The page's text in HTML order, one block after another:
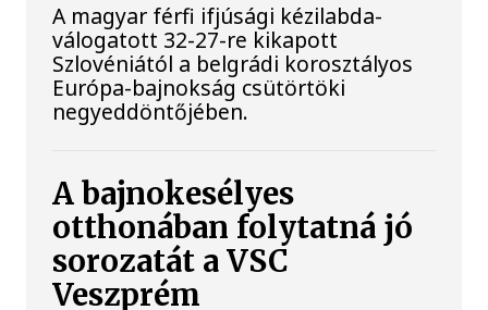
A magyar férfi ifjúsági kézilabda-
válogatott 32-27-re kikapott
Szlovéniától a belgrádi korosztályos
Európa-bajnokság csütörtöki
negyeddöntőjében.
A bajnokesélyes
otthonában folytatná jó
sorozatát a VSC
Veszprém